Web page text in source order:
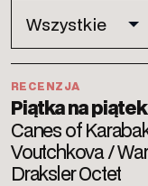
Piątka na piątek
Canes of
Voutchkova /
Draksler Octet
RECENZJA